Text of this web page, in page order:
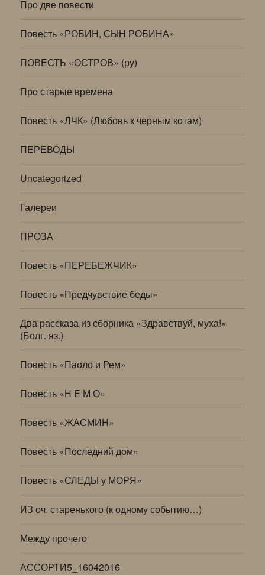
Про две повести
Повесть «РОБИН, СЫН РОБИНА»
ПОВЕСТЬ «ОСТРОВ» (ру)
Про старые времена
Повесть «ЛЧК» (Любовь к черным котам)
ПЕРЕВОДЫ
Uncategorized
Галереи
ПРОЗА
Повесть «ПЕРЕБЕЖЧИК»
Повесть «Предчувствие беды»
Два рассказа из сборника «Здравствуй, муха!»
(Болг. яз.)
Повесть «Паоло и Рем»
Повесть «Н Е М О»
Повесть «ЖАСМИН»
Повесть «Последний дом»
Повесть «СЛЕДЫ у МОРЯ»
ИЗ оч. старенького (к одному событию…)
Между прочего
АССОРТИ5_16042016